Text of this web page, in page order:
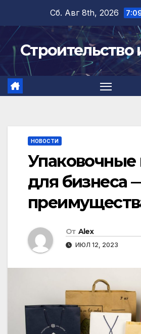
содержимому
Сб. Авг 8th, 2026
Строительство
НОВОСТИ
Упаковочные
для бизнеса
От Alex
ИЮЛ 12, 2023